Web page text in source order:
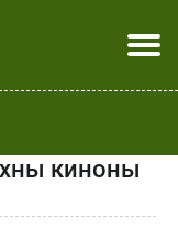
киноны